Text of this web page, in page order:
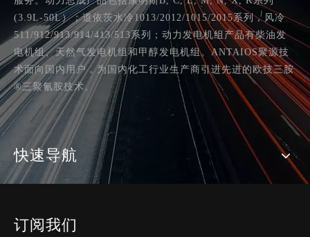
(3.9L-50L）；道依茨水冷1013/2012/1015/2015系列，风冷
511/912/913/914/413/513系列；动力发电机组产品有柴油发
电机组、天然气发电机组和甲醇发电机组。ANTAIOS聚源技
术面向国内用户，为国内化工行业生产商引进先进的欧技三胺
®三聚氰胺技术。
快速导航
订阅我们